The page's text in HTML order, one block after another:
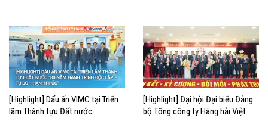
[Highlight] Dấu ấn VIMC tại Triển
lãm Thành tựu Đất nước
[Highlight] Đại hội Đại biểu Đảng
bộ Tổng công ty Hàng hải Việt